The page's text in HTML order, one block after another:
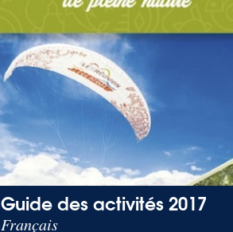
Guide des activités 2017
Français